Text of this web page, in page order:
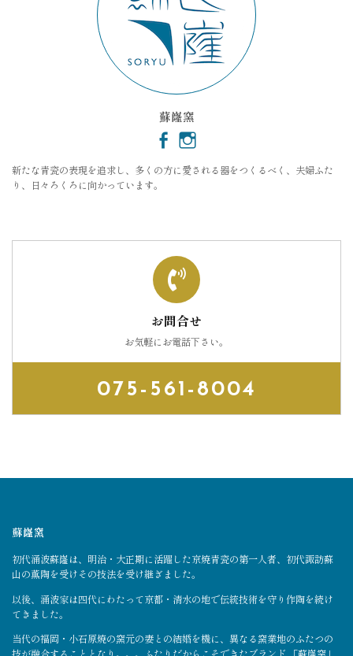
蘇嶐窯
新たな青瓷の表現を追求し、多くの方に愛される器をつくるべく、夫婦ふた
り、日々ろくろに向かっています。
お問合せ
お気軽にお電話下さい。
075-561-8004
蘇嶐窯
初代涌波蘇嶐は、明治・大正期に活躍した京焼青瓷の第一人者、初代諏訪蘇
山の薫陶を受けその技法を受け継ぎました。
以後、涌波家は四代にわたって京都・清水の地で伝統技術を守り作陶を続け
てきました。
当代の福岡・小石原焼の窯元の妻との結婚を機に、異なる窯業地のふたつの